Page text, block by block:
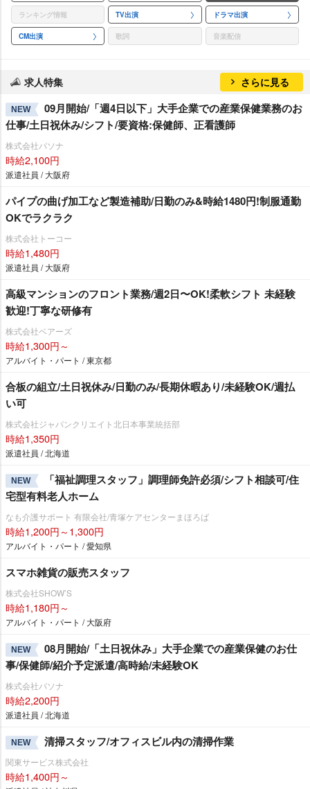
ランキング情報 TV出演 ドラマ出演
CM出演 歌詞 音楽配信
求人特集 さらに見る
NEW
09月開始/「週4日以下」大手企業での産業保健業務のお
仕事/土日祝休み/シフト/要資格:保健師、正看護師
株式会社パソナ
時給2,100円
派遣社員 / 大阪府
パイプの曲げ加工など製造補助/日勤のみ&時給1480円!制服通勤
OKでラクラク
株式会社トーコー
時給1,480円
派遣社員 / 大阪府
⾼級マンションのフロント業務/週2⽇〜OK!柔軟シフト 未経験
歓迎!丁寧な研修有
株式会社ベアーズ
時給1,300円～
アルバイト・パート / 東京都
合板の組立/土日祝休み/日勤のみ/長期休暇あり/未経験OK/週払
い可
株式会社ジャパンクリエイト北日本事業統括部
時給1,350円
派遣社員 / 北海道
NEW
「福祉調理スタッフ」調理師免許必須/シフト相談可/住
宅型有料老人ホーム
なも介護サポート 有限会社/青塚ケアセンターまほろば
時給1,200円～1,300円
アルバイト・パート / 愛知県
スマホ雑貨の販売スタッフ
株式会社SHOW’S
時給1,180円～
アルバイト・パート / 大阪府
NEW
08月開始/「土日祝休み」大手企業での産業保健のお仕
事/保健師/紹介予定派遣/高時給/未経験OK
株式会社パソナ
時給2,200円
派遣社員 / 北海道
NEW 清掃スタッフ/オフィスビル内の清掃作業
関東サービス株式会社
時給1,400円～